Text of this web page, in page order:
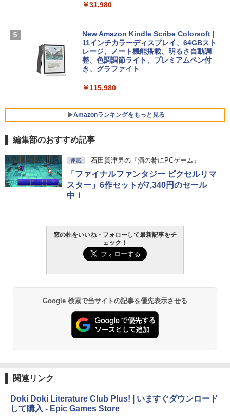
￥129,800
FMV ノートパソコン WE1-K3 (MS 365 P
ersonal/Copilotキー搭載/Win 11/15.6型/
Core i5/16GB/SSD 512GB/ホワイト) FM
VWK3E15W_AZ
ト): Java & Bedrock Edition | オンライ
￥3,600
ェクトリストと最新エミュレータ紹介
￥31,980
New Amazon Kindle Scribe Colorsoft |
11インチカラーディスプレイ、64GBスト
レージ、ノート機能搭載、明るさ自動調
整、色調調節ライト、プレミアムペン付
き、グラファイト
￥115,980
Amazonランキングをもっと見る
編集部のおすすめ記事
連載 石田賀津男の『酒の肴にPCゲーム』
「ファイナルファンタジー ピクセルリマ
スター」6作セットが7,340円のセール
中！
窓の杜をいいね・フォローして最新記事をチ
ェック！
Google 検索で当サイトの記事を優先表示させる
関連リンク
Doki Doki Literature Club Plus! | いますぐダウンロード
して購入 - Epic Games Store